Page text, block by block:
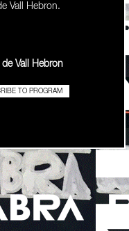
Vall Hebron.
Vall Hebron
TO PROGRAM